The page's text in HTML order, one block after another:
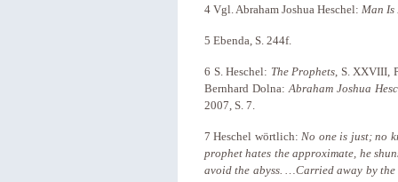
4 Vgl. Abraham Joshua Heschel: Man Is
5 Ebenda, S. 244f.
6 S. Heschel: The Prophets, S. XXVIII,
Bernhard Dolna:Abraham Joshua
2007, S. 7.
7Heschel wörtlich:No one is just; no
prophet hates the approximate, he
avoid the abyss. …Carried away by the